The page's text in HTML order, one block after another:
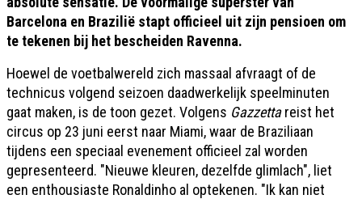
Barcelona en Brazilië stapt officieel uit zijn pensioen om
te tekenen bij het bescheiden Ravenna.
Hoewel de voetbalwereld zich massaal afvraagt of de
technicus volgend seizoen daadwerkelijk speelminuten
gaat maken, is de toon gezet. Volgens Gazzettareist het
circus op 23 juni eerst naar Miami, waar de Braziliaan
tijdens een speciaal evenement officieel zal worden
gepresenteerd. "Nieuwe kleuren, dezelfde glimlach", liet
een enthousiaste Ronaldinho al optekenen. "Ik kan niet